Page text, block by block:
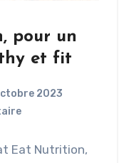
pour un
et fit
2023
Eat Nutrition,